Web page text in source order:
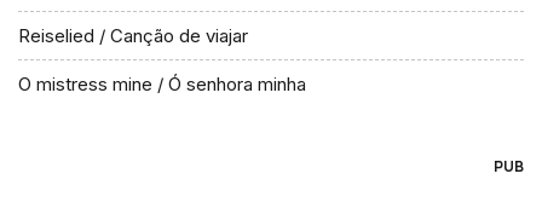
Reiselied / Canção de viajar
O mistress mine / Ó senhora minha
PUB